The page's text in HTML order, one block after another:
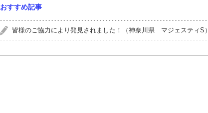
おすすめ記事
皆様のご協力により発見されました！（神奈川県 マジェスティS）